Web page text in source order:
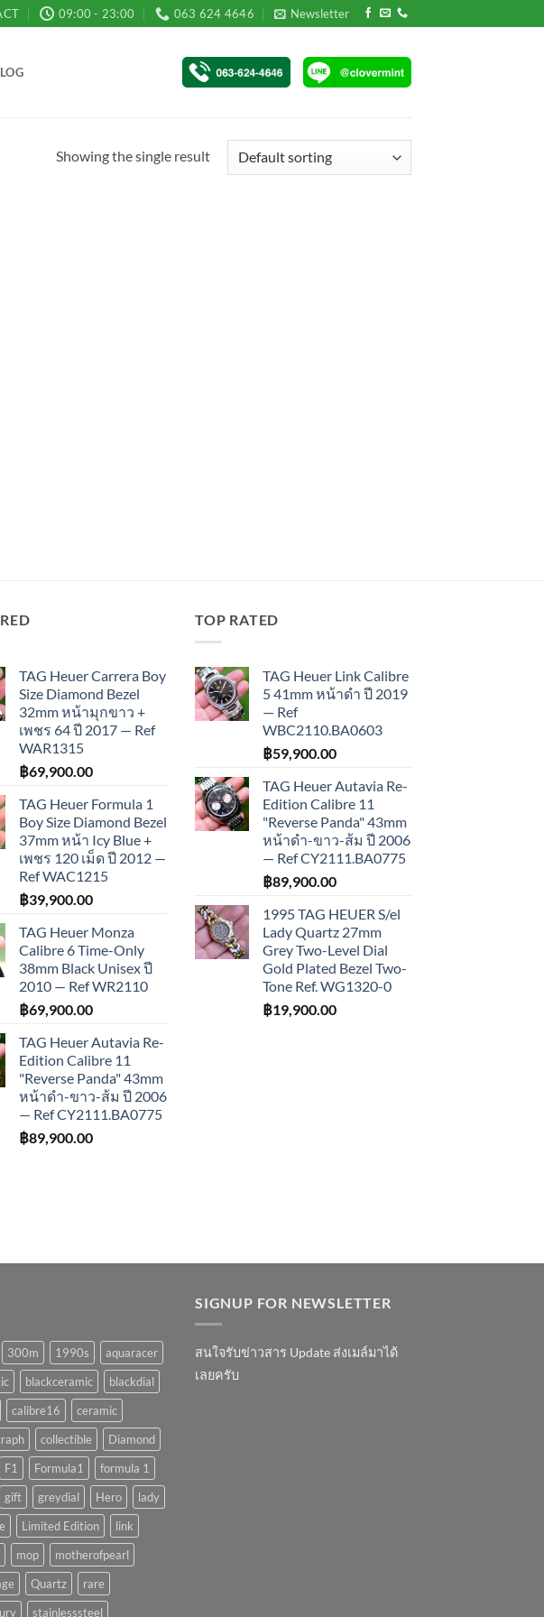
09:00 - 23:00 063 624 4646 Newsletter
Showing the single result
TAG Heuer Carrera Boy
Size Diamond Bezel
32mm หน้ามุกขาว +
เพชร 64 ปี 2017 — Ref
WAR1315
฿69,900.00
TAG Heuer Formula 1
Boy Size Diamond Bezel
37mm หน้า Icy Blue +
เพชร 120 เม็ด ปี 2012 —
Ref WAC1215
฿39,900.00
TAG Heuer Monza
Calibre 6 Time-Only
38mm Black Unisex ปี
2010 — Ref WR2110
฿69,900.00
TAG Heuer Autavia Re-
Edition Calibre 11
"Reverse Panda" 43mm
หน้าดำ-ขาว-ส้ม ปี 2006
— Ref CY2111.BA0775
฿89,900.00
TOP RATED
TAG Heuer Link Calibre
5 41mm หน้าดำ ปี 2019
— Ref
WBC2110.BA0603
฿59,900.00
TAG Heuer Autavia Re-
Edition Calibre 11
"Reverse Panda" 43mm
หน้าดำ-ขาว-ส้ม ปี 2006
— Ref CY2111.BA0775
฿89,900.00
1995 TAG HEUER S/el
Lady Quartz 27mm
Grey Two-Level Dial
Gold Plated Bezel Two-
Tone Ref. WG1320-0
฿19,900.00
300m 1990s
aquaracer
blackceramic
blackdial
calibre16
ceramic
collectible
Diamond
F1 Formula1
formula 1
gift greydial Hero
lady
Limited Edition
link
mop
motherofpearl
Quartz
rare
stainlesssteel
SIGNUP FOR NEWSLETTER
สนใจรับข่าวสาร Update ส่งเมล์มาได้
เลยครับ